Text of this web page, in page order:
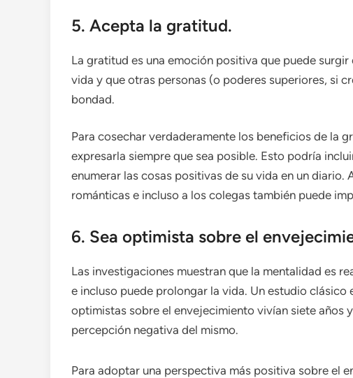
5. Acepta la gratitud.
La gratitud es una emoción positiva que puede
vida y que otras personas (o poderes superiores, si
bondad.
Para cosechar verdaderamente los beneficios de la
expresarla siempre que sea posible. Esto podría
enumerar las cosas positivas de su vida en un diario.
románticas e incluso a los colegas también puede
6. Sea optimista sobre el
Las investigaciones muestran que la mentalidad es
e incluso puede prolongar la vida. Un estudio clásico
optimistas sobre el envejecimiento vivían siete años
percepción negativa del mismo.
Para adoptar una perspectiva más positiva sobre el